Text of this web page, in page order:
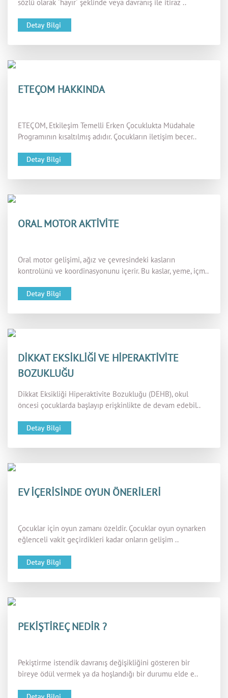
sözlü olarak ´hayır´ şeklinde veya davranış ile itiraz ..
ETEÇOM HAKKINDA
ETEÇOM, Etkileşim Temelli Erken Çocuklukta Müdahale
Programının kısaltılmış adıdır. Çocukların iletişim becer..
ORAL MOTOR AKTİVİTE
Oral motor gelişimi, ağız ve çevresindeki kasların
kontrolünü ve koordinasyonunu içerir. Bu kaslar, yeme, içm..
DİKKAT EKSİKLİĞİ VE HİPERAKTİVİTE
BOZUKLUĞU
Dikkat Eksikliği Hiperaktivite Bozukluğu (DEHB), okul
öncesi çocuklarda başlayıp erişkinlikte de devam edebil..
EV İÇERİSİNDE OYUN ÖNERİLERİ
Çocuklar için oyun zamanı özeldir. Çocuklar oyun oynarken
eğlenceli vakit geçirdikleri kadar onların gelişim ..
PEKİŞTİREÇ NEDİR ?
Pekiştirme istendik davranış değişikliğini gösteren bir
bireye ödül vermek ya da hoşlandığı bir durumu elde e..